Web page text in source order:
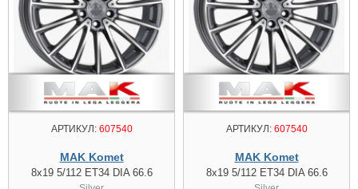
АРТИКУЛ:607540
MAK Komet
8x19 5/112 ET34 DIA 66.6
АРТИКУЛ:607540
MAK Komet
8x19 5/112 ET34 DIA 66.6